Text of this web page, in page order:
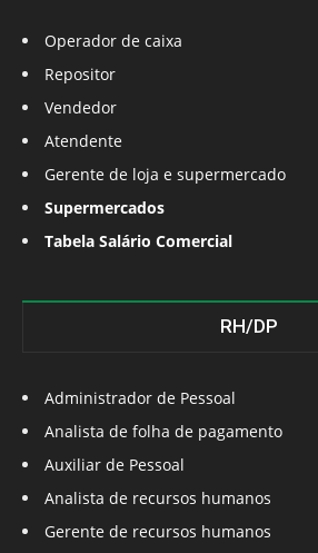
Operador de caixa
Repositor
Vendedor
Atendente
Gerente de loja e supermercado
Supermercados
Tabela Salário Comercial
RH/DP
Administrador de Pessoal
Analista de folha de pagamento
Auxiliar de Pessoal
Analista de recursos humanos
Gerente de recursos humanos